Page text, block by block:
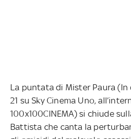
La puntata di Mister Paura (In
21 su Sky Cinema Uno,
100x100CINEMA) si chiude
Battista che canta la